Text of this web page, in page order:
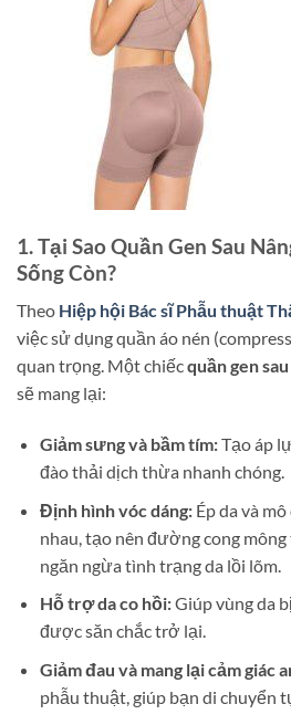
1. Tại Sao Quần Gen Sau
Sống Còn?
Theo Hiệp hội Bác sĩ Phẫu thuật
việc sử dụng quần áo nén
quan trọng. Một chiếcquần gen
sẽ mang lại:
Giảm sưng và bầm tím:Tạo áp
đào thải dịch thừa nhanh chóng.
Định hình vóc dáng:Ép da và
nhau, tạo nên đường cong mông
ngăn ngừa tình trạng da lồi lõm.
Hỗ trợ da co hồi:Giúp vùng da
được săn chắc trở lại.
Giảm đau và mang lại cảm giác
phẫu thuật, giúp bạn di chuyển